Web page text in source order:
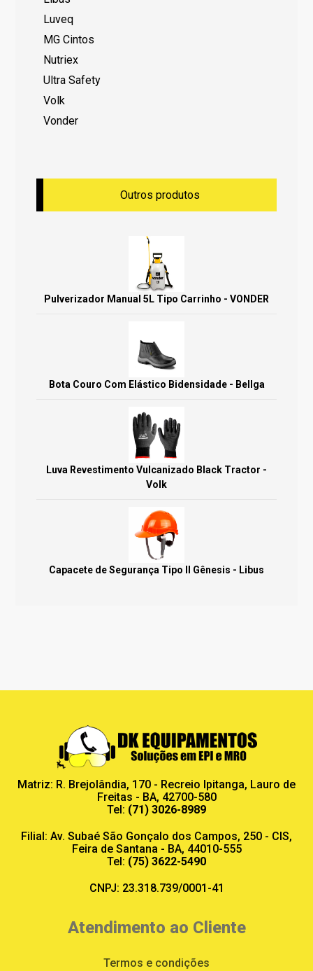
Luveq
MG Cintos
Nutriex
Ultra Safety
Volk
Vonder
Outros produtos
Pulverizador Manual 5L Tipo Carrinho - VONDER
Bota Couro Com Elástico Bidensidade - Bellga
Luva Revestimento Vulcanizado Black Tractor -
Volk
Capacete de Segurança Tipo II Gênesis - Libus
Matriz: R. Brejolândia, 170 - Recreio Ipitanga, Lauro de
Freitas - BA, 42700-580
Tel: (71) 3026-8989
Filial: Av. Subaé São Gonçalo dos Campos, 250 - CIS,
Feira de Santana - BA, 44010-555
Tel: (75) 3622-5490
CNPJ: 23.318.739/0001-41
Atendimento ao Cliente
Termos e condições